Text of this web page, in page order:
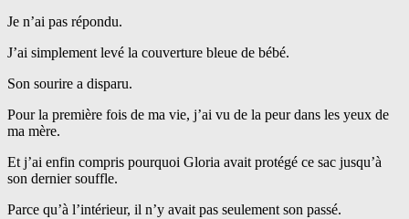
Je n’ai pas répondu.
J’ai simplement levé la couverture bleue de bébé.
Son sourire a disparu.
Pour la première fois de ma vie, j’ai vu de la peur dans les yeux de
ma mère.
Et j’ai enfin compris pourquoi Gloria avait protégé ce sac jusqu’à
son dernier souffle.
Parce qu’à l’intérieur, il n’y avait pas seulement son passé.